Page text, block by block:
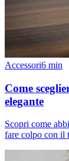
Accessori6 min
Come
elegante
Scopri come
fare colpo con il